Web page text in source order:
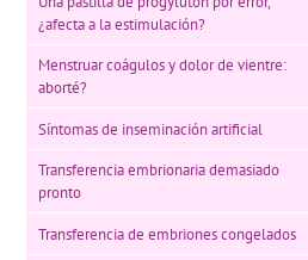
¿afecta a la estimulación?
Menstruar coágulos y dolor de vientre:
aborté?
Síntomas de inseminación artificial
Transferencia embrionaria demasiado
pronto
Transferencia de embriones congelados